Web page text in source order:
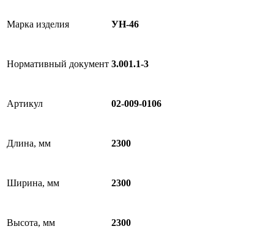
Марка изделия УН-46
Нормативный документ 3.001.1-3
Артикул 02-009-0106
Длина, мм 2300
Ширина, мм 2300
Высота, мм 2300